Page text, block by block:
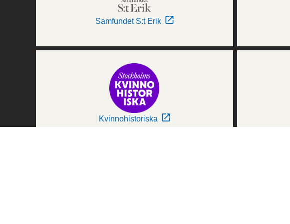
Samfundet S:t Erik
Kvinnohistoriska